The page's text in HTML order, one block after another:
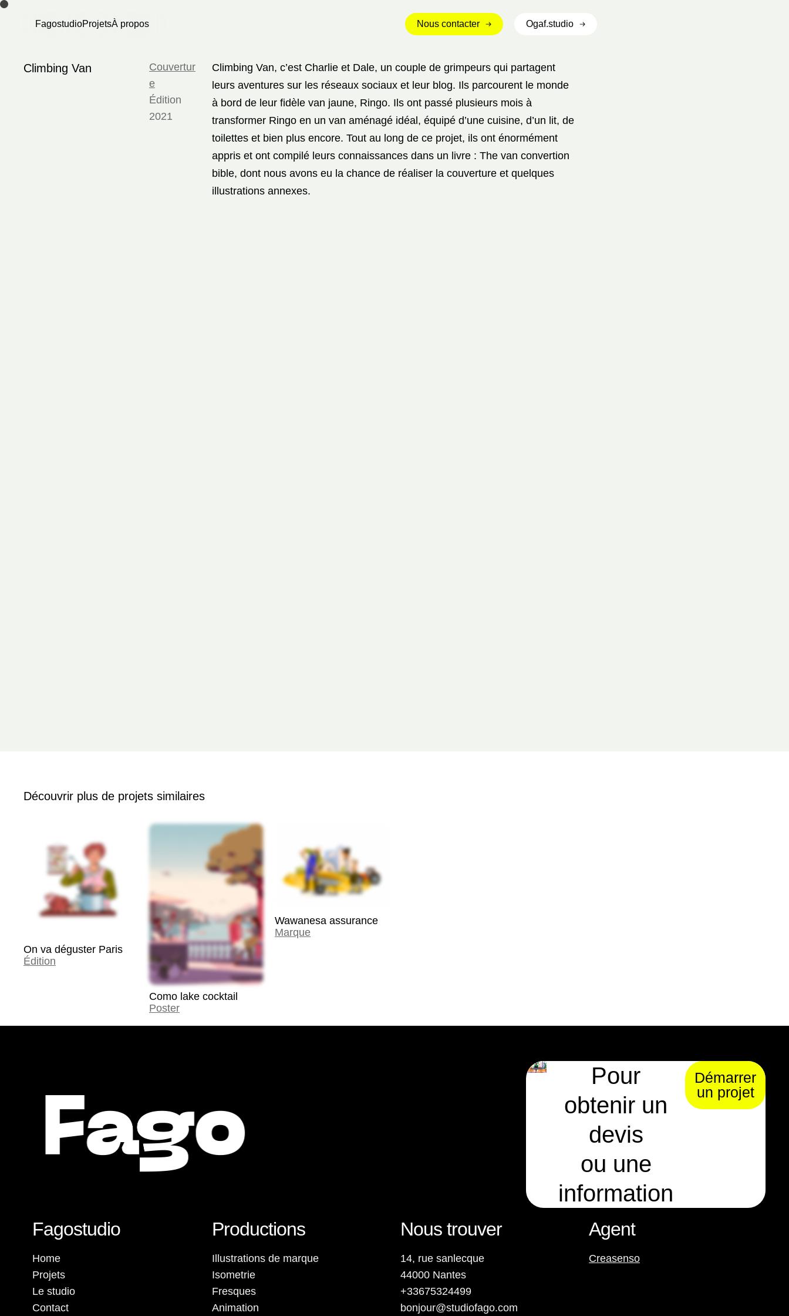
FagostudioProjetsÀ propos Nous contacter Ogaf.studio
Climbing Van
Couvertur
e
Édition
2021
Climbing Van, c’est Charlie et Dale, un couple de grimpeurs qui partagent
leurs aventures sur les réseaux sociaux et leur blog. Ils parcourent le monde
à bord de leur fidèle van jaune, Ringo. Ils ont passé plusieurs mois à
transformer Ringo en un van aménagé idéal, équipé d’une cuisine, d’un lit, de
toilettes et bien plus encore. Tout au long de ce projet, ils ont énormément
appris et ont compilé leurs connaissances dans un livre : The van convertion
bible, dont nous avons eu la chance de réaliser la couverture et quelques
illustrations annexes.
Découvrir plus de projets similaires
On va déguster Paris
Édition
Como lake cocktail
Poster
Wawanesa assurance
Marque
Pour
obtenir un
devis
ou une
information
Démarrer
un projet
Fagostudio
Home
Projets
Le studio
Contact
Productions
Illustrations de marque
Isometrie
Fresques
Animation
Nous trouver
14, rue sanlecque
44000 Nantes
+33675324499
bonjour@studiofago.com
Agent
Creasenso